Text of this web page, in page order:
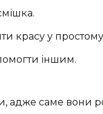
красу у
іншим.
адже саме вони